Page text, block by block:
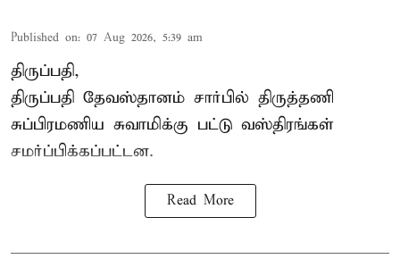
Published on: 07 Aug 2026, 5:39 am
திருப்பதி,
திருப்பதி தேவஸ்தானம் சார்பில் திருத்தணி
சுப்பிரமணிய சுவாமிக்கு பட்டு வஸ்திரங்கள்
சமர்ப்பிக்கப்பட்டன.
Read More